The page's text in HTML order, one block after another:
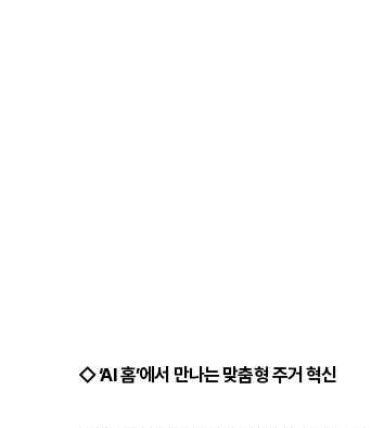
◇ ‘AI 홈’에서 만나는 맞춤형 주거 혁신